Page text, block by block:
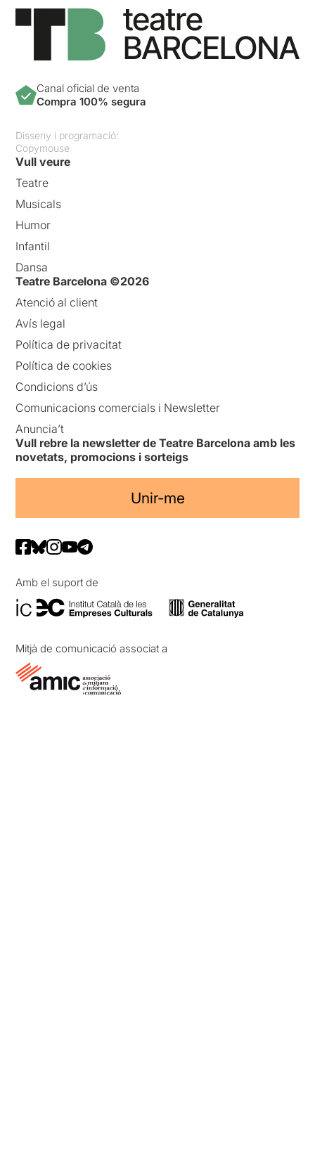
Canal oficial de venta
Compra 100% segura
Disseny i programació:
Copymouse
Vull veure
Teatre
Musicals
Humor
Infantil
Dansa
Teatre Barcelona ©2026
Atenció al client
Avís legal
Política de privacitat
Política de cookies
Condicions d’ús
Comunicacions comercials i Newsletter
Anuncia’t
Vull rebre la newsletter de Teatre Barcelona amb les
novetats, promocions i sorteigs
Unir-me
Amb el suport de
Mitjà de comunicació associat a